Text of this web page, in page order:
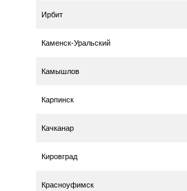
Ирбит
Каменск-Уральский
Камышлов
Карпинск
Качканар
Кировград
Красноуфимск